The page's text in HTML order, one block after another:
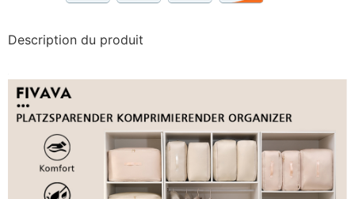
Description du produit